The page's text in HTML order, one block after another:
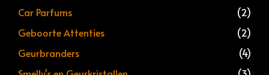
Car Parfums
(2)
Geboorte Attenties
(2)
Geurbranders
(4)